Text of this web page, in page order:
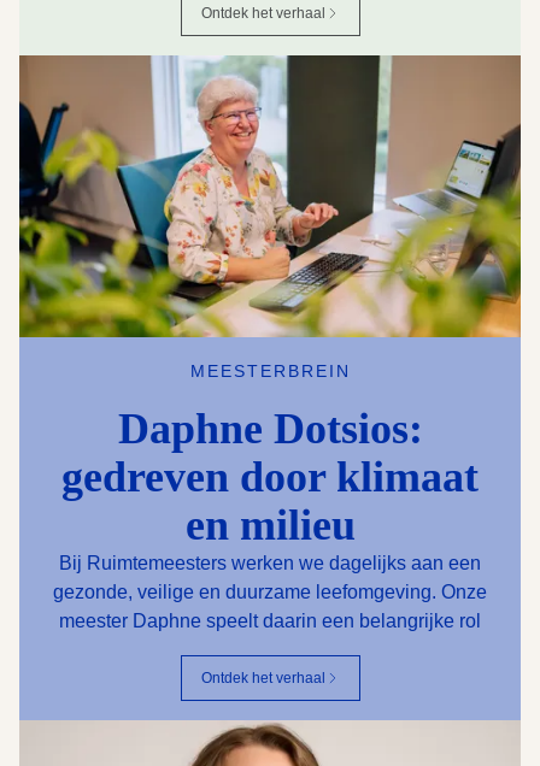
Ontdek het verhaal
MEESTERBREIN
Daphne Dotsios:
gedreven door klimaat
en milieu
Bij Ruimtemeesters werken we dagelijks aan een
gezonde, veilige en duurzame leefomgeving. Onze
meester Daphne speelt daarin een belangrijke rol
Ontdek het verhaal